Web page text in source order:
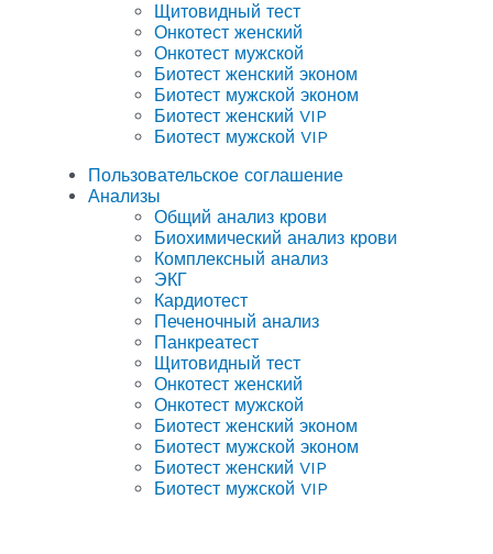
Щитовидный тест
Онкотест женский
Онкотест мужской
Биотест женский эконом
Биотест мужской эконом
Биотест женский VIP
Биотест мужской VIP
Пользовательское соглашение
Анализы
Общий анализ крови
Биохимический анализ крови
Комплексный анализ
ЭКГ
Кардиотест
Печеночный анализ
Панкреатест
Щитовидный тест
Онкотест женский
Онкотест мужской
Биотест женский эконом
Биотест мужской эконом
Биотест женский VIP
Биотест мужской VIP